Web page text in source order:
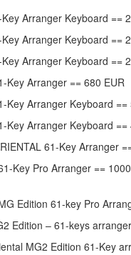
Arranger Keyboard ==
Arranger Keyboard ==
Arranger Keyboard ==
Key Arranger == 680 EUR
Key Arranger Keyboard ==
Key Arranger Keyboard ==
61-Key Arranger
Key Pro Arranger ==
Edition 61-key Pro
Edition – 61-keys
MG2 Edition 61-Key